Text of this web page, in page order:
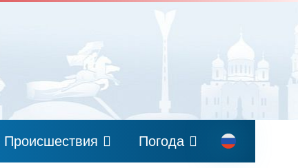
Происшествия Погода